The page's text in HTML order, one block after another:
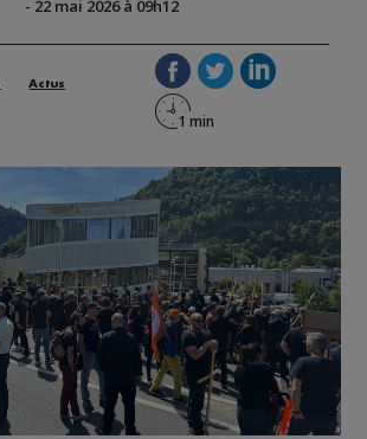
- 22 mai 2026 à 09h12
Actus